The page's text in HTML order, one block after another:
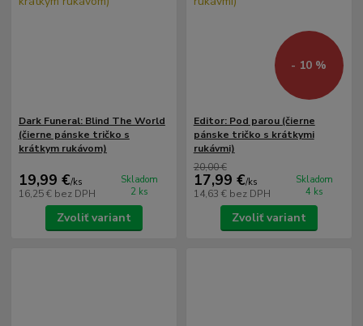
Dark Funeral: Blind The World
(čierne pánske tričko s
krátkym rukávom)
19,99 €/ks
16,25 € bez DPH
Skladom
2 ks
Zvoliť variant
- 10 %
Editor: Pod parou (čierne
pánske tričko s krátkymi
rukávmi)
20,00 €
17,99 €/ks
14,63 € bez DPH
Skladom
4 ks
Zvoliť variant